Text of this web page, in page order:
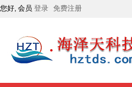
您好, 会员 登录 免费注册